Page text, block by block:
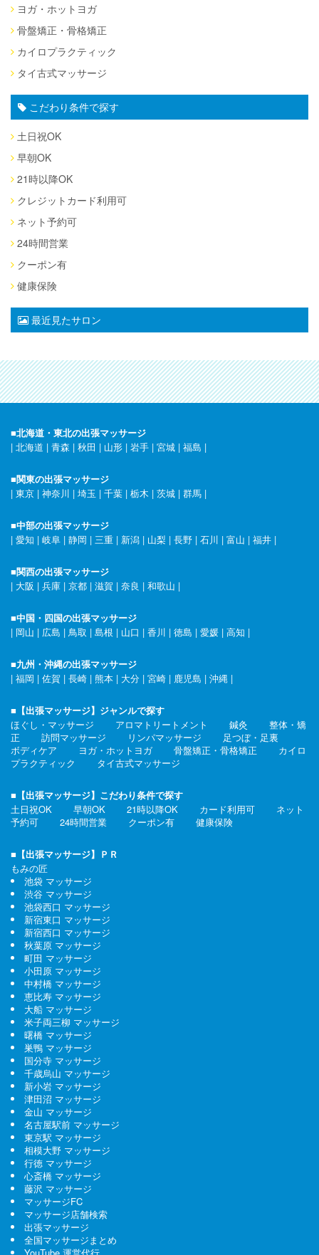
ヨガ・ホットヨガ
骨盤矯正・骨格矯正
カイロプラクティック
タイ古式マッサージ
こだわり条件で探す
土日祝OK
早朝OK
21時以降OK
クレジットカード利用可
ネット予約可
24時間営業
クーポン有
健康保険
最近見たサロン
■北海道・東北の出張マッサージ
| 北海道 | 青森 | 秋田 | 山形 | 岩手 | 宮城 | 福島 |
■関東の出張マッサージ
| 東京 | 神奈川 | 埼玉 | 千葉 | 栃木 | 茨城 | 群馬 |
■中部の出張マッサージ
| 愛知 | 岐阜 | 静岡 | 三重 | 新潟 | 山梨 | 長野 | 石川 | 富山 | 福井 |
■関西の出張マッサージ
| 大阪 | 兵庫 | 京都 | 滋賀 | 奈良 | 和歌山 |
■中国・四国の出張マッサージ
| 岡山 | 広島 | 鳥取 | 島根 | 山口 | 香川 | 徳島 | 愛媛 | 高知 |
■九州・沖縄の出張マッサージ
| 福岡 | 佐賀 | 長崎 | 熊本 | 大分 | 宮崎 | 鹿児島 | 沖縄 |
■【出張マッサージ】ジャンルで探す
ほぐし・マッサージ
アロマトリートメント 鍼灸
整体・矯
正
訪問マッサージ リンパマッサージ
足つぼ・足裏
ボディケア
ヨガ・ホットヨガ 骨盤矯正・骨格矯正
カイロ
プラクティック
タイ古式マッサージ
■【出張マッサージ】こだわり条件で探す
土日祝OK
早朝OK 21時以降OK カード利用可
ネット
予約可
24時間営業 クーポン有 健康保険
■【出張マッサージ】ＰＲ
もみの匠
池袋 マッサージ
渋谷 マッサージ
池袋西口 マッサージ
新宿東口 マッサージ
新宿西口 マッサージ
秋葉原 マッサージ
町田 マッサージ
小田原 マッサージ
中村橋 マッサージ
恵比寿 マッサージ
大船 マッサージ
米子両三柳 マッサージ
曙橋 マッサージ
巣鴨 マッサージ
国分寺 マッサージ
千歳烏山 マッサージ
新小岩 マッサージ
津田沼 マッサージ
金山 マッサージ
名古屋駅前 マッサージ
東京駅 マッサージ
相模大野 マッサージ
行徳 マッサージ
心斎橋 マッサージ
藤沢 マッサージ
マッサージFC
マッサージ店舗検索
出張マッサージ
全国マッサージまとめ
YouTube 運営代行